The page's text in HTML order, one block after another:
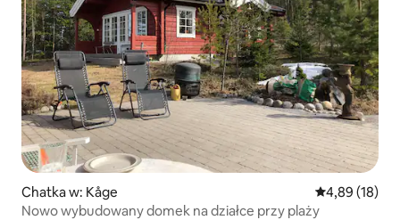
Chatka w: Kåge Średnia
4,89 (18)
Nowo wybudowany domek na działce przy plaży